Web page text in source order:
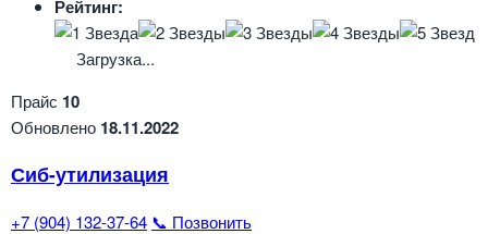
Рейтинг:
Загрузка...
Прайс 10
Обновлено 18.11.2022
Сиб-утилизация
+7 (904) 132-37-64 📞 Позвонить